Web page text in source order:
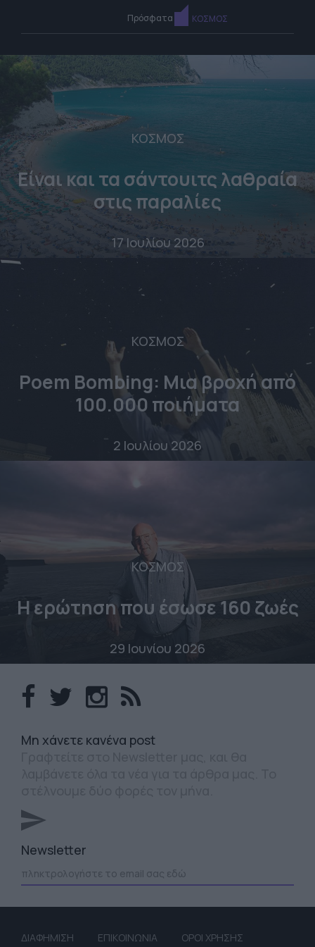
Πρόσφατα ΚΟΣΜΟΣ
ΚΟΣΜΟΣ
Είναι και τα σάντουιτς λαθραία
στις παραλίες
17 Ιουλίου 2026
ΚΟΣΜΟΣ
Poem Bombing: Mια βροχή από
100.000 ποιήματα
2 Ιουλίου 2026
ΚΟΣΜΟΣ
Η ερώτηση που έσωσε 160 ζωές
29 Ιουνίου 2026
Mη χάνετε κανένα post
Newsletter
ΔΙΑΦΗΜΙΣΗ ΕΠΙΚΟΙΝΩΝΙΑ ΟΡΟΙ ΧΡΗΣΗΣ